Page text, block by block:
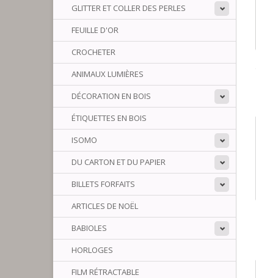
GLITTER ET COLLER DES PERLES
FEUILLE D'OR
CROCHETER
ANIMAUX LUMIÈRES
DÉCORATION EN BOIS
ÉTIQUETTES EN BOIS
ISOMO
DU CARTON ET DU PAPIER
BILLETS FORFAITS
ARTICLES DE NOËL
BABIOLES
HORLOGES
FILM RÉTRACTABLE